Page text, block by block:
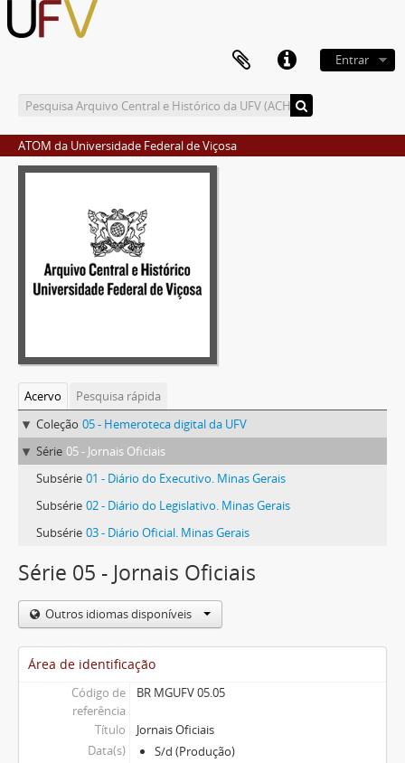
Entrar
ATOM da Universidade Federal de Viçosa
Acervo
Pesquisa rápida
Coleção 05 - Hemeroteca digital da UFV
Série 05 - Jornais Oficiais
Subsérie 01 - Diário do Executivo. Minas Gerais
Subsérie 02 - Diário do Legislativo. Minas Gerais
Subsérie 03 - Diário Oficial. Minas Gerais
Série 05 - Jornais Oficiais
Outros idiomas disponíveis
Área de identificação
Código de
referência
BR MGUFV 05.05
Título
Jornais Oficiais
Data(s)
S/d (Produção)